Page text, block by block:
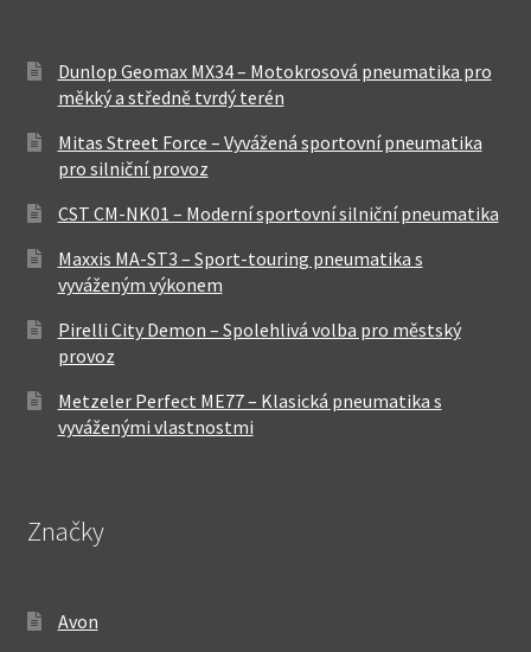
Dunlop Geomax MX34 – Motokrosová pneumatika pro
měkký a středně tvrdý terén
Mitas Street Force – Vyvážená sportovní pneumatika
pro silniční provoz
CST CM-NK01 – Moderní sportovní silniční pneumatika
Maxxis MA-ST3 – Sport-touring pneumatika s
vyváženým výkonem
Pirelli City Demon – Spolehlivá volba pro městský
provoz
Metzeler Perfect ME77 – Klasická pneumatika s
vyváženými vlastnostmi
Značky
Avon